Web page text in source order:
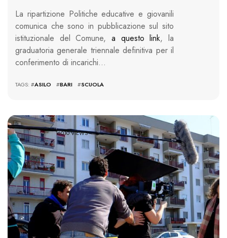
La ripartizione Politiche educative e giovanili
comunica che sono in pubblicazione sul sito
istituzionale del Comune, a questo link, la
graduatoria generale triennale definitiva per il
conferimento di incarichi…
TAGS: #ASILO #BARI #SCUOLA
16010 VIEWS